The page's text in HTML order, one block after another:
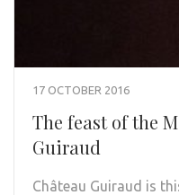
17 OCTOBER 2016
The feast of the
Guiraud
Château Guiraud is